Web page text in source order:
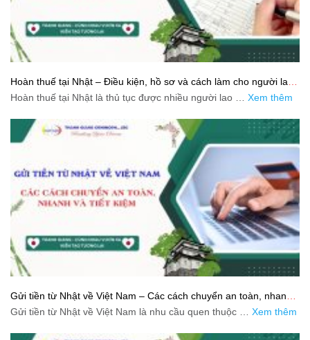
Hoàn thuế tại Nhật – Điều kiện, hồ sơ và cách làm cho người lao
động
Hoàn thuế tại Nhật là thủ tục được nhiều người lao … Xem thêm
Gửi tiền từ Nhật về Việt Nam – Các cách chuyển an toàn, nhanh
và tiết kiệm
Gửi tiền từ Nhật về Việt Nam là nhu cầu quen thuộc … Xem thêm